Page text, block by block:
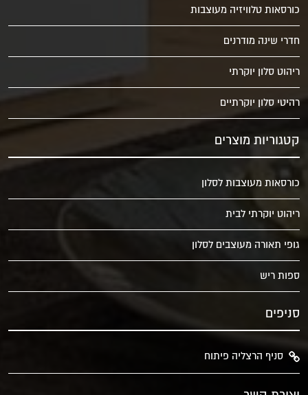
כורסאות טלוויזיה מעוצבות
חדרי שינה מודרנים
ריהוט סלון יוקרתי
רהיטי סלון יוקרתיים
קטגוריות מוצרים
כורסאות מעוצבות לסלון
ריהוט יוקרתי לבית
גופי תאורה מעוצבים לסלון
ספות ריש
סניפים
סניף הרצליה פיתוח